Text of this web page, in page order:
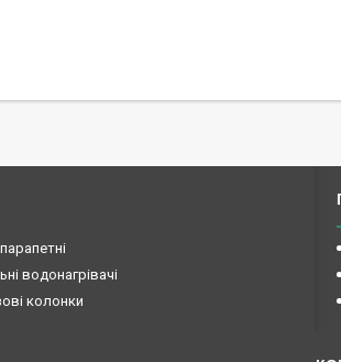
водонагрівачі
колонки